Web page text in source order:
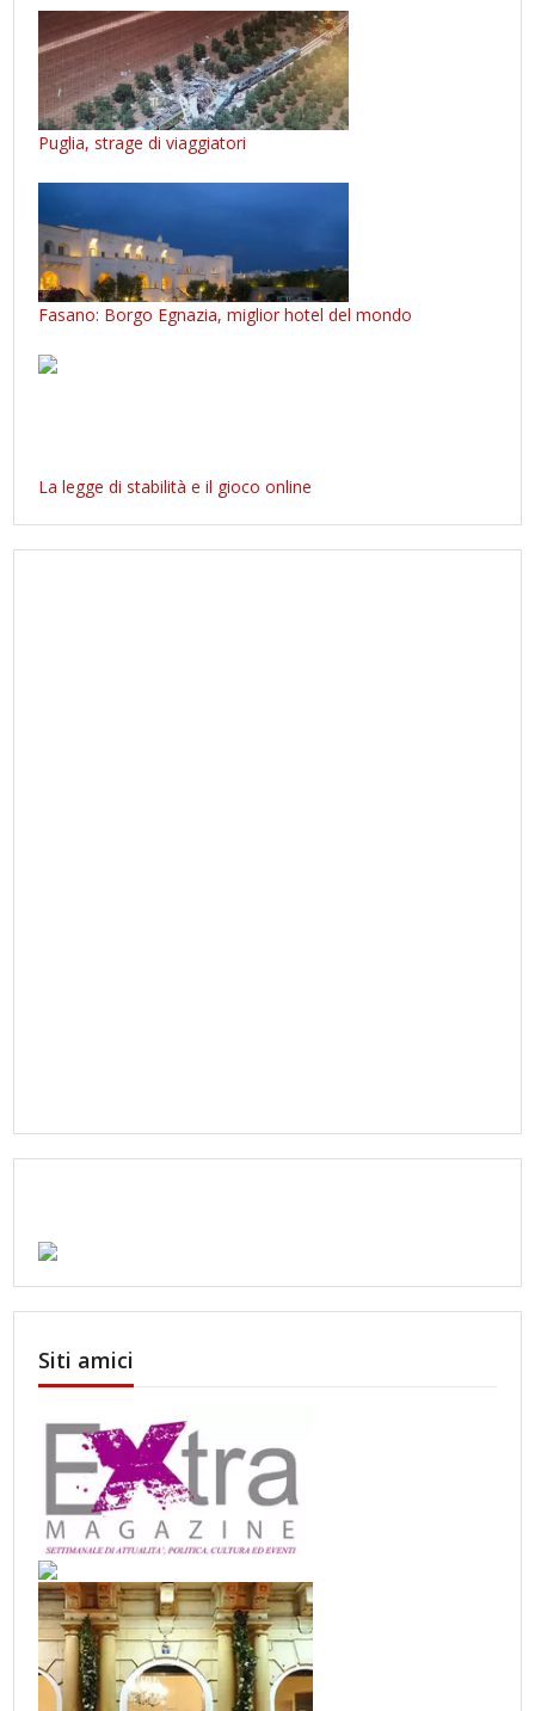
Puglia, strage di viaggiatori
Fasano: Borgo Egnazia, miglior hotel del mondo
La legge di stabilità e il gioco online
Siti amici